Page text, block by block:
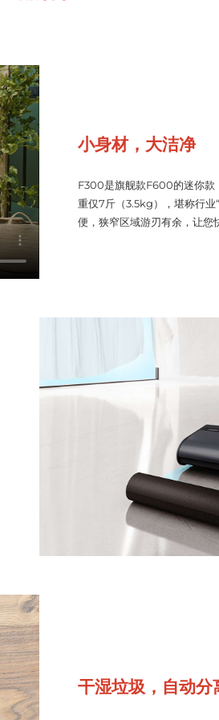
小身材，大洁净
F300是旗舰款F600的迷你款
重仅7斤（3.5kg），堪称行业
便，狭窄区域游刃有余，让您
干湿垃圾，自动分